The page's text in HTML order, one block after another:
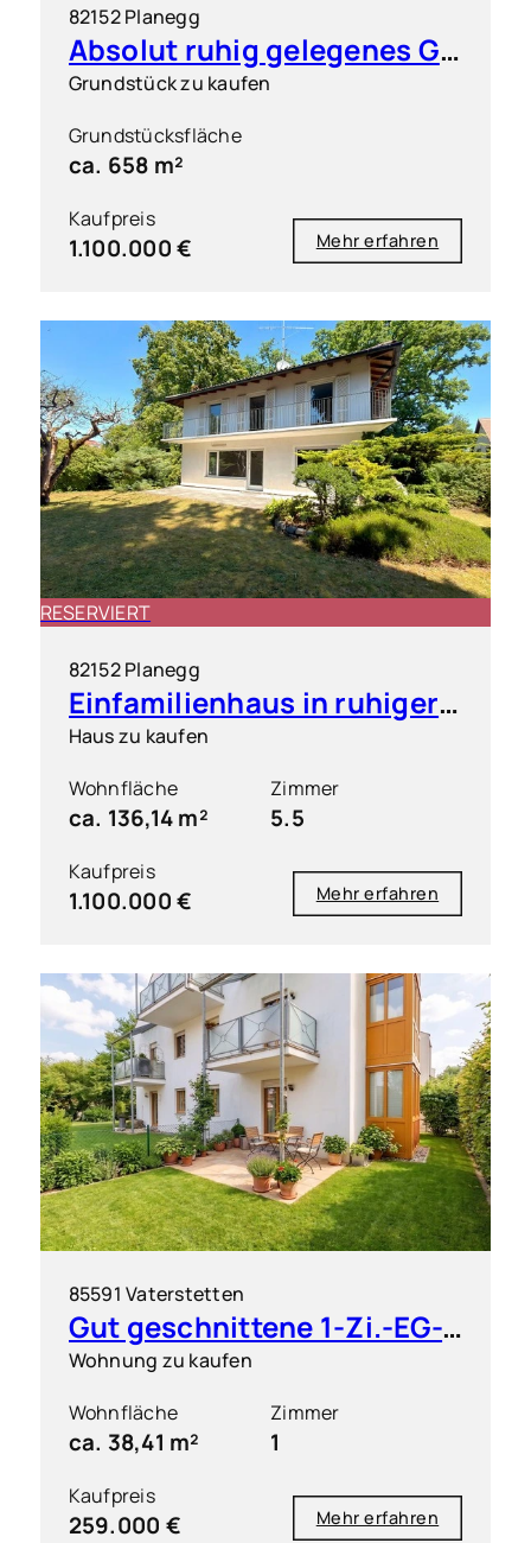
82152 Planegg
Absolut ruhig gelegenes Grundstück in exklusiver Wohnlage
Grundstück zu kaufen
Grundstücksfläche
ca. 658 m²
Kaufpreis
1.100.000 € Mehr erfahren
RESERVIERT
82152 Planegg
Einfamilienhaus in ruhiger & grüner Toplage
Haus zu kaufen
Wohnfläche
ca. 136,14 m²
Zimmer
5.5
Kaufpreis
1.100.000 € Mehr erfahren
85591 Vaterstetten
Gut geschnittene 1-Zi.-EG-Wohnung mit großem Garten
Wohnung zu kaufen
Wohnfläche
ca. 38,41 m²
Zimmer
1
Kaufpreis
259.000 € Mehr erfahren